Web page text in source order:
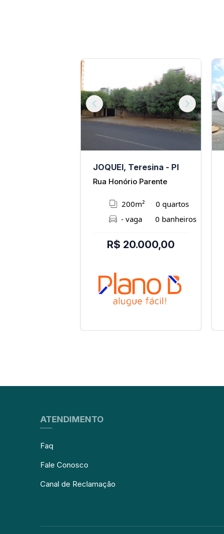
Previous Next
JOQUEI, Teresina - PI
Rua Honório Parente
200m²
0 quartos
- vaga
0 banheiros
R$ 20.000,00
ATENDIMENTO
Faq
Fale Conosco
Canal de Reclamação